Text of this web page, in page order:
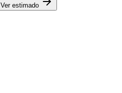
Ver estimado